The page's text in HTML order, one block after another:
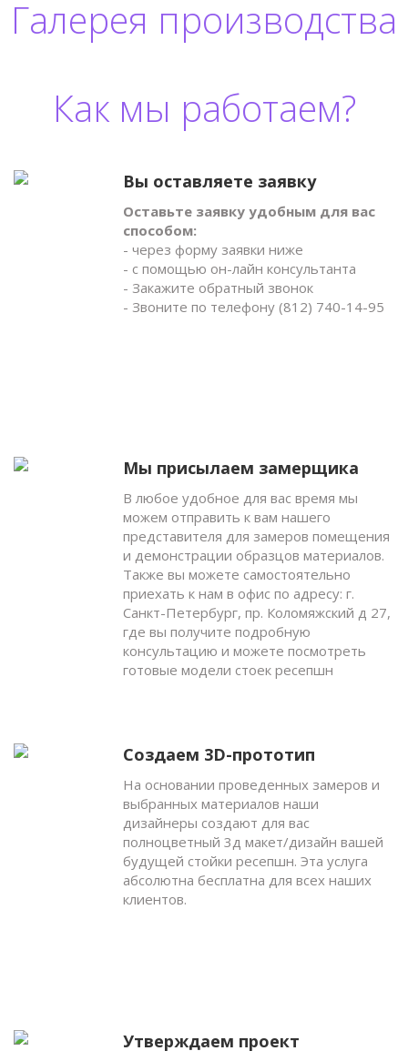
Галерея производства
Как мы работаем?
Вы оставляете заявку
Оставьте заявку удобным для вас
способом:
- через форму заявки ниже
- с помощью он-лайн консультанта
- Закажите обратный звонок
- Звоните по телефону (812) 740-14-95
Мы присылаем замерщика
В любое удобное для вас время мы
можем отправить к вам нашего
представителя для замеров помещения
и демонстрации образцов материалов.
Также вы можете самостоятельно
приехать к нам в офис по адресу: г.
Санкт-Петербург, пр. Коломяжский д 27,
где вы получите подробную
консультацию и можете посмотреть
готовые модели стоек ресепшн
Создаем 3D-прототип
На основании проведенных замеров и
выбранных материалов наши
дизайнеры создают для вас
полноцветный 3д макет/дизайн вашей
будущей стойки ресепшн. Эта услуга
абсолютна бесплатна для всех наших
клиентов.
Утверждаем проект